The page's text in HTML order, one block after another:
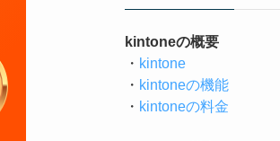
kintoneの概要
・ kintone
・ kintoneの機能
・ kintoneの料金